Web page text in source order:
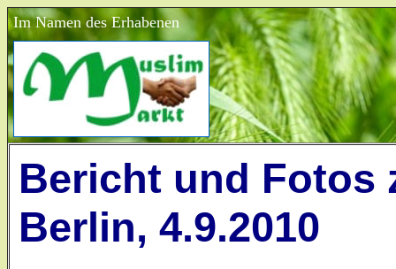
Im Namen des Erhabenen
Bericht und Fotos
Berlin, 4.9.2010